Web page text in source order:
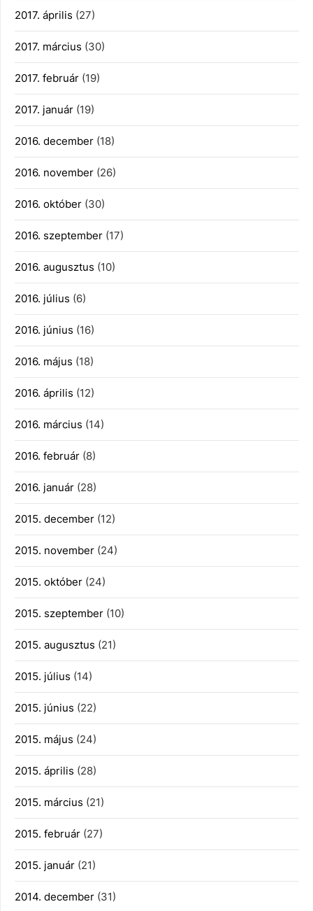
2017. április (27)
2017. március (30)
2017. február (19)
2017. január (19)
2016. december (18)
2016. november (26)
2016. október (30)
2016. szeptember (17)
2016. augusztus (10)
2016. július (6)
2016. június (16)
2016. május (18)
2016. április (12)
2016. március (14)
2016. február (8)
2016. január (28)
2015. december (12)
2015. november (24)
2015. október (24)
2015. szeptember (10)
2015. augusztus (21)
2015. július (14)
2015. június (22)
2015. május (24)
2015. április (28)
2015. március (21)
2015. február (27)
2015. január (21)
2014. december (31)